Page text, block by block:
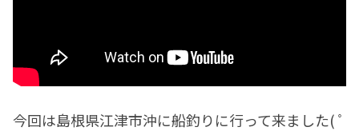
今回は島根県江津市沖に船釣りに行って来ました( ﾟ